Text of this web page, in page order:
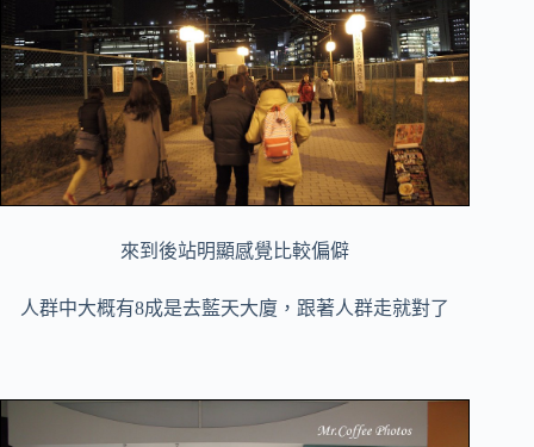
來到後站明顯感覺比較偏僻
人群中大概有8成是去藍天大廈，跟著人群走就對了